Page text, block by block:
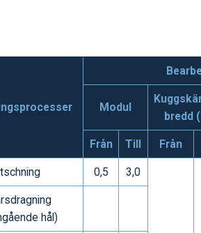
Modul
bredd
Från
Till Från
0,5 3,0
hål)